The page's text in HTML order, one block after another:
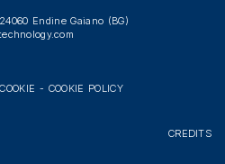
Endine Gaiano (BG)
- COOKIE POLICY
CREDITS